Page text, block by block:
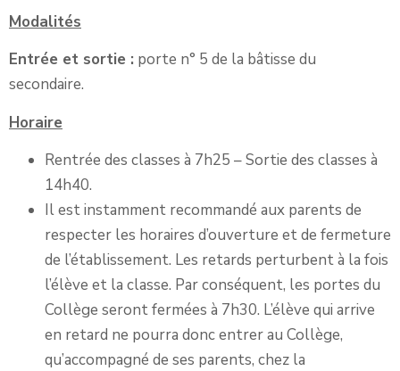
Modalités
Entrée et sortie : porte n° 5 de la bâtisse du
secondaire.
Horaire
Rentrée des classes à 7h25 – Sortie des classes à
14h40.
Il est instamment recommandé aux parents de
respecter les horaires d’ouverture et de fermeture
de l’établissement. Les retards perturbent à la fois
l’élève et la classe. Par conséquent, les portes du
Collège seront fermées à 7h30. L’élève qui arrive
en retard ne pourra donc entrer au Collège,
qu’accompagné de ses parents, chez la